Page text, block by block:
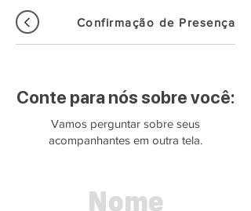
Confirmação de Presença
Conte para nós sobre você:
Vamos perguntar sobre seus
acompanhantes em outra tela.